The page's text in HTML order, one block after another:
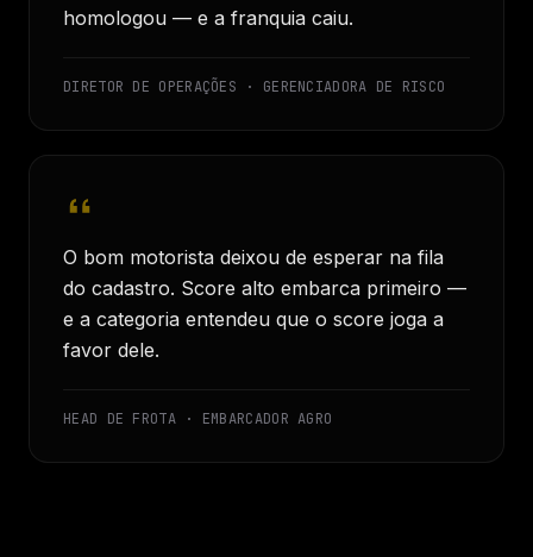
homologou — e a franquia caiu.
DIRETOR DE OPERAÇÕES · GERENCIADORA DE RISCO
O bom motorista deixou de esperar na fila
do cadastro. Score alto embarca primeiro —
e a categoria entendeu que o score joga a
favor dele.
HEAD DE FROTA · EMBARCADOR AGRO